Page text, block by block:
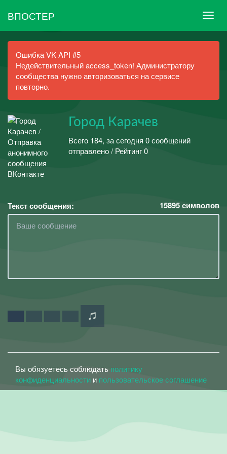
ВПОСТЕР
Ошибка VK API #5
Недействительный access_token! Администратору
сообщества нужно авторизоваться на сервисе
повторно.
Город Карачев
Всего 184, за сегодня 0 сообщений
отправлено / Рейтинг 0
Текст сообщения: 15895символов
Вы обязуетесь соблюдать политику
конфиденциальности и пользовательское соглашение